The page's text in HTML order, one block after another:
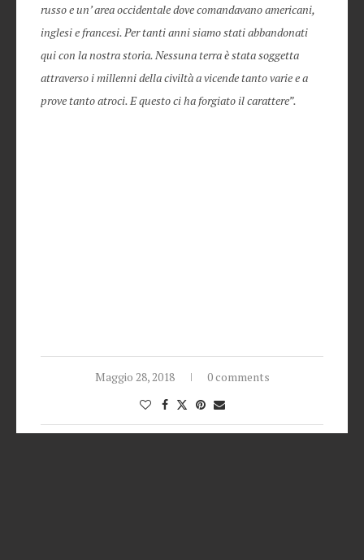
russo e un’ area occidentale dove comandavano americani,
inglesi e francesi. Per tanti anni siamo stati abbandonati
qui con la nostra storia. Nessuna terra è stata soggetta
attraverso i millenni della civiltà a vicende tanto varie e a
prove tanto atroci. E questo ci ha forgiato il carattere”.
Maggio 28, 2018 0 comments